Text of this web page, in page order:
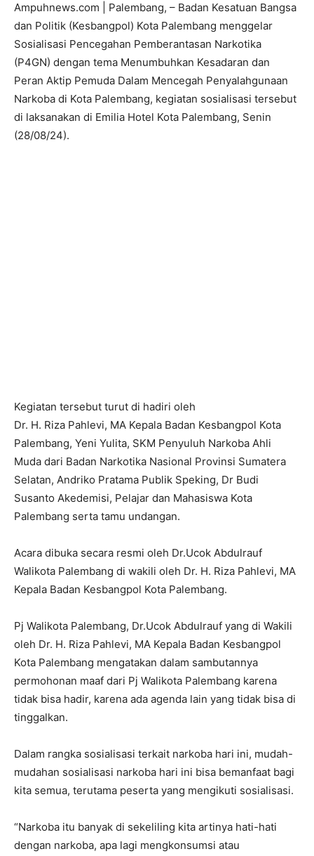
Ampuhnews.com | Palembang, – Badan Kesatuan Bangsa
dan Politik (Kesbangpol) Kota Palembang menggelar
Sosialisasi Pencegahan Pemberantasan Narkotika
(P4GN) dengan tema Menumbuhkan Kesadaran dan
Peran Aktip Pemuda Dalam Mencegah Penyalahgunaan
Narkoba di Kota Palembang, kegiatan sosialisasi tersebut
di laksanakan di Emilia Hotel Kota Palembang, Senin
(28/08/24).
Kegiatan tersebut turut di hadiri oleh
Dr. H. Riza Pahlevi, MA Kepala Badan Kesbangpol Kota
Palembang, Yeni Yulita, SKM Penyuluh Narkoba Ahli
Muda dari Badan Narkotika Nasional Provinsi Sumatera
Selatan, Andriko Pratama Publik Speking, Dr Budi
Susanto Akedemisi, Pelajar dan Mahasiswa Kota
Palembang serta tamu undangan.
Acara dibuka secara resmi oleh Dr.Ucok Abdulrauf
Walikota Palembang di wakili oleh Dr. H. Riza Pahlevi, MA
Kepala Badan Kesbangpol Kota Palembang.
Pj Walikota Palembang, Dr.Ucok Abdulrauf yang di Wakili
oleh Dr. H. Riza Pahlevi, MA Kepala Badan Kesbangpol
Kota Palembang mengatakan dalam sambutannya
permohonan maaf dari Pj Walikota Palembang karena
tidak bisa hadir, karena ada agenda lain yang tidak bisa di
tinggalkan.
Dalam rangka sosialisasi terkait narkoba hari ini, mudah-
mudahan sosialisasi narkoba hari ini bisa bemanfaat bagi
kita semua, terutama peserta yang mengikuti sosialisasi.
“Narkoba itu banyak di sekeliling kita artinya hati-hati
dengan narkoba, apa lagi mengkonsumsi atau